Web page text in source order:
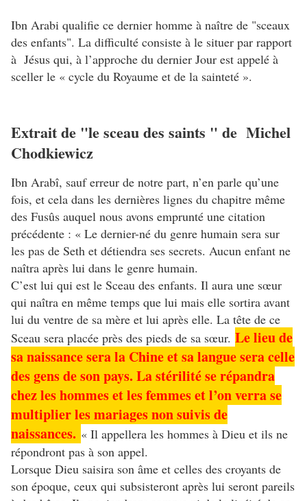
Ibn Arabi qualifie ce dernier homme à naître de "sceaux
des enfants". La difficulté consiste à le situer par rapport
à Jésus qui, à l’approche du dernier Jour est appelé à
sceller le « cycle du Royaume et de la sainteté ».
Extrait de "le sceau des saints " de Michel
Chodkiewicz
Ibn Arabî, sauf erreur de notre part, n’en parle qu’une
fois, et cela dans les dernières lignes du chapitre même
des Fusûs auquel nous avons emprunté une citation
précédente : « Le dernier-né du genre humain sera sur
les pas de Seth et détiendra ses secrets. Aucun enfant ne
naîtra après lui dans le genre humain.
C’est lui qui est le Sceau des enfants. Il aura une sœur
qui naîtra en même temps que lui mais elle sortira avant
lui du ventre de sa mère et lui après elle. La tête de ce
Sceau sera placée près des pieds de sa sœur. Le lieu de
sa naissance sera la Chine et sa langue sera celle
des gens de son pays. La stérilité se répandra
chez les hommes et les femmes et l’on verra se
multiplier les mariages non suivis de
naissances. « Il appellera les hommes à Dieu et ils ne
répondront pas à son appel.
Lorsque Dieu saisira son âme et celles des croyants de
son époque, ceux qui subsisteront après lui seront pareils